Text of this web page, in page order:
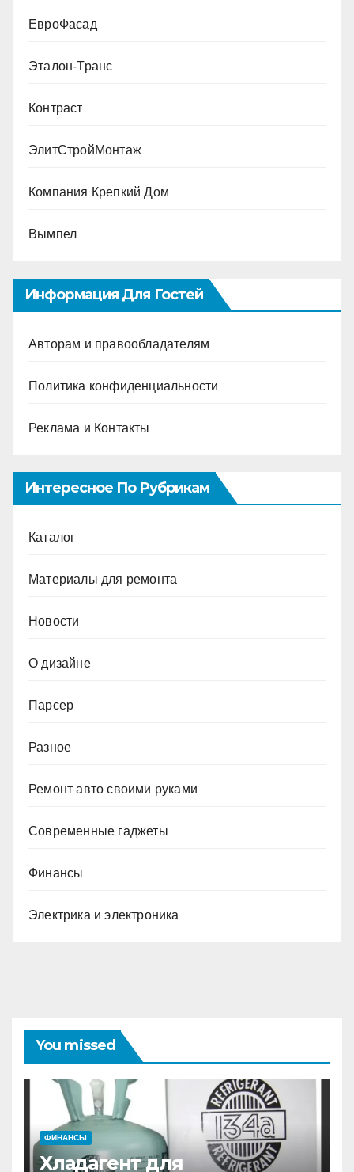
ЕвроФасад
Эталон-Транс
Контраст
ЭлитСтройМонтаж
Компания Крепкий Дом
Вымпел
Информация Для Гостей
Авторам и правообладателям
Политика конфиденциальности
Реклама и Контакты
Интересное По Рубрикам
Каталог
Материалы для ремонта
Новости
О дизайне
Парсер
Разное
Ремонт авто своими руками
Современные гаджеты
Финансы
Электрика и электроника
You missed
ФИНАНСЫ
Хладагент для